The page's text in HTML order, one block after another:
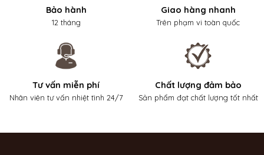
Bảo hành
12 tháng
Giao hàng nhanh
Trên phạm vi toàn quốc
Tư vấn miễn phí
Nhân viên tư vấn nhiệt tình 24/7
Chất lượng đảm bảo
Sản phẩm đạt chất lượng tốt nhất